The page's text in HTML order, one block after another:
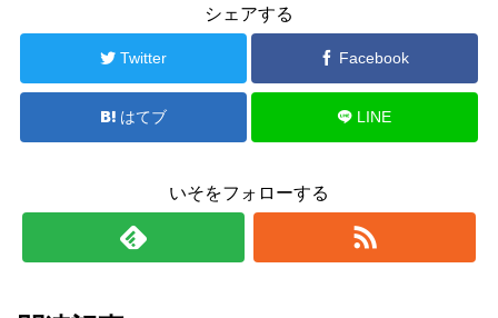
シェアする
Twitter Facebook
はてブ LINE
いそをフォローする